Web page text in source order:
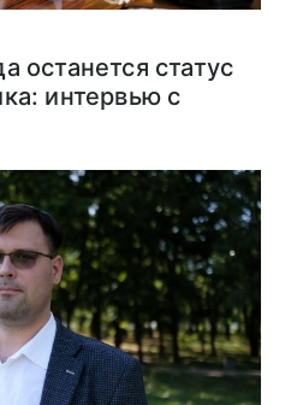
останется статус
интервью с